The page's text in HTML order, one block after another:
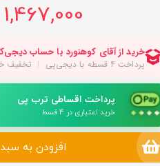
1,467,000
پرداخت اقساطی ترب پی
خرید اعتباری در 4 قسط
افزودن به سبد